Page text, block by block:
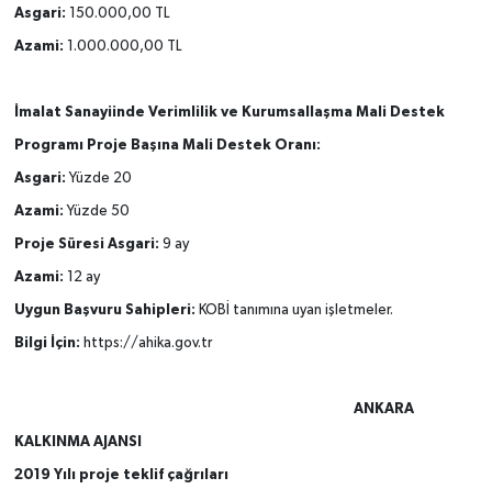
Asgari: 150.000,00 TL
Azami: 1.000.000,00 TL
İmalat Sanayiinde Verimlilik ve Kurumsallaşma Mali Destek
Programı Proje Başına Mali Destek Oranı:
Asgari: Yüzde 20
Azami: Yüzde 50
Proje Süresi Asgari: 9 ay
Azami: 12 ay
Uygun Başvuru Sahipleri: KOBİ tanımına uyan işletmeler.
Bilgi İçin: https://ahika.gov.tr
ANKARA
KALKINMA AJANSI
2019 Yılı proje teklif çağrıları